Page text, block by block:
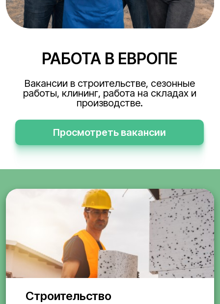
РАБОТА В ЕВРОПЕ
Вакансии в строительстве, сезонные
работы, клининг, работа на складах и
производстве.
Просмотреть вакансии
Строительство